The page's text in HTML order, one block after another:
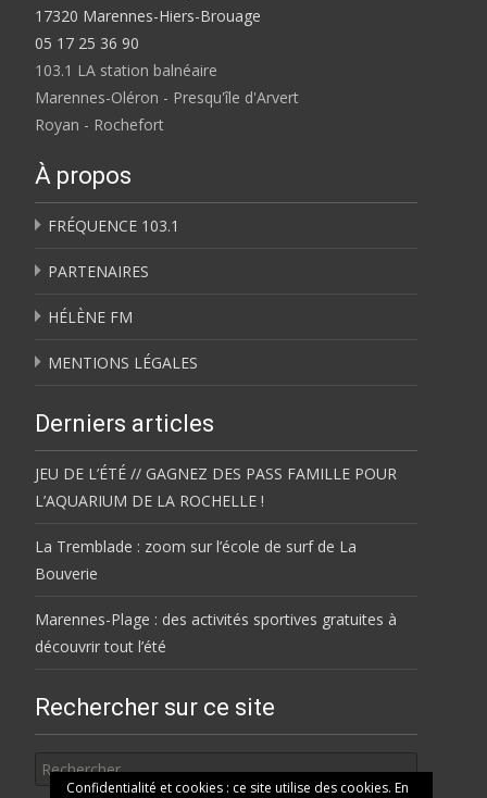
17320 Marennes-Hiers-Brouage
05 17 25 36 90
103.1 LA station balnéaire
Marennes-Oléron - Presqu'île d'Arvert
Royan - Rochefort
À propos
FRÉQUENCE 103.1
PARTENAIRES
HÉLÈNE FM
MENTIONS LÉGALES
Derniers articles
JEU DE L’ÉTÉ // GAGNEZ DES PASS FAMILLE POUR
L’AQUARIUM DE LA ROCHELLE !
La Tremblade : zoom sur l’école de surf de La
Bouverie
Marennes-Plage : des activités sportives gratuites à
découvrir tout l’été
Rechercher sur ce site
Confidentialité et cookies : ce site utilise des cookies. En